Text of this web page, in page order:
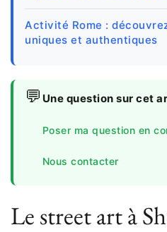
Activité Rome :
uniques et authentiques
💬 Une question sur cet
Poser ma question en
Nous contacter
Le street art à